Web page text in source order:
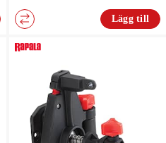
Lägg till